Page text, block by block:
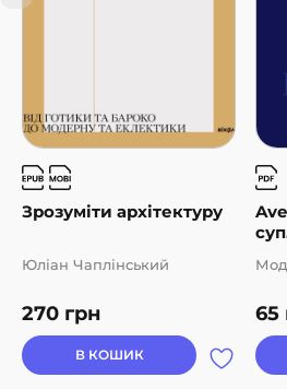
Зрозуміти архітектуру
270 грн
Юліан Чаплінський
В КОШИК
65